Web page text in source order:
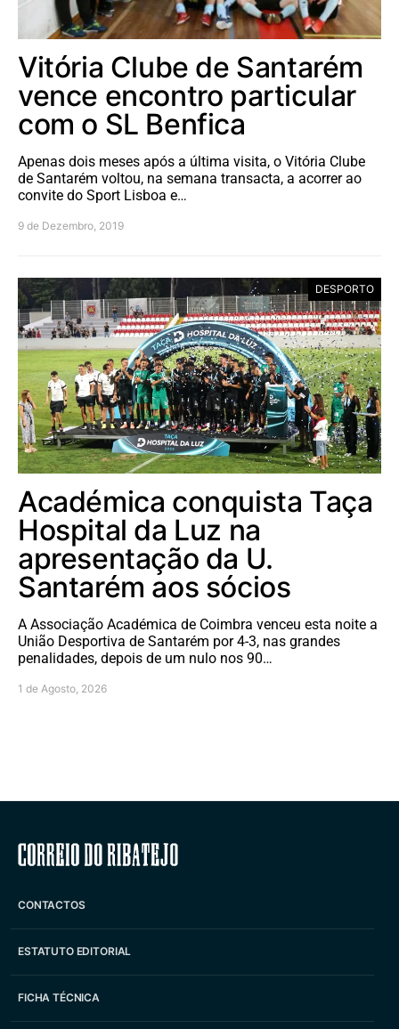
Vitória Clube de Santarém
vence encontro particular
com o SL Benfica
Apenas dois meses após a última visita, o Vitória Clube
de Santarém voltou, na semana transacta, a acorrer ao
convite do Sport Lisboa e…
9 de Dezembro, 2019
DESPORTO
Académica conquista Taça
Hospital da Luz na
apresentação da U.
Santarém aos sócios
A Associação Académica de Coimbra venceu esta noite a
União Desportiva de Santarém por 4-3, nas grandes
penalidades, depois de um nulo nos 90…
1 de Agosto, 2026
Correio do Ribatejo
CONTACTOS
ESTATUTO EDITORIAL
FICHA TÉCNICA